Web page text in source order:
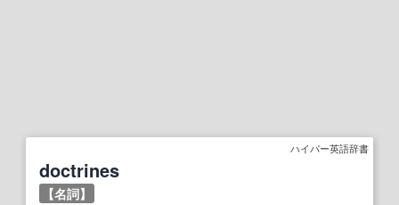
ハイパー英語辞書
doctrines
【名詞】